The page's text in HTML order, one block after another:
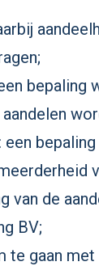
bepaling
een
van de
BV;
te gaan